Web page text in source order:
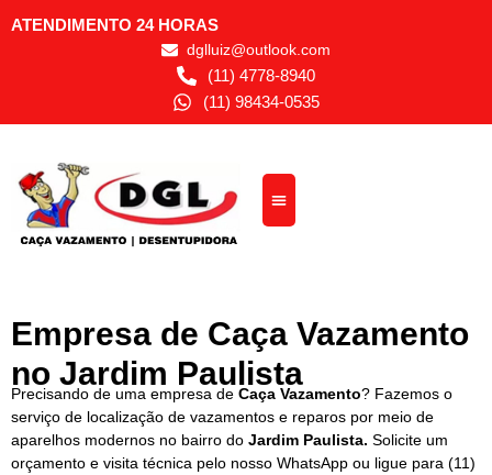
ATENDIMENTO 24 HORAS
dglluiz@outlook.com
(11) 4778-8940
(11) 98434-0535
Empresa de Caça Vazamento
no Jardim Paulista
Precisando de uma empresa de Caça Vazamento? Fazemos o
serviço de localização de vazamentos e reparos por meio de
aparelhos modernos no bairro do Jardim Paulista. Solicite um
orçamento e visita técnica pelo nosso WhatsApp ou ligue para (11)